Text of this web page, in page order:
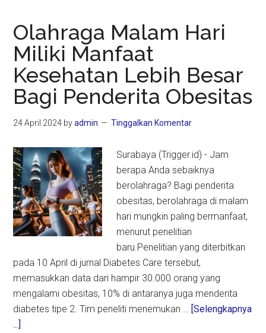
Olahraga Malam Hari
Miliki Manfaat
Kesehatan Lebih Besar
Bagi Penderita Obesitas
24 April 2024 byadmin Tinggalkan Komentar
Surabaya (Trigger.id) - Jam
berapa Anda sebaiknya
berolahraga? Bagi penderita
obesitas, berolahraga di malam
hari mungkin paling bermanfaat,
menurut penelitian
baru.Penelitian yang diterbitkan
pada 10 April di jurnal Diabetes Care tersebut,
memasukkan data dari hampir 30.000 orang yang
mengalami obesitas, 10% di antaranya juga menderita
diabetes tipe 2. Tim peneliti menemukan … [Selengkapnya
...]